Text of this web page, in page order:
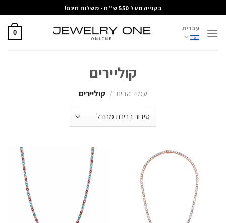
to
content
בקנייה מעל 550 ש''ח - משלוח חינם!
עברית
0
קוליירים
עמוד הבית / קוליירים